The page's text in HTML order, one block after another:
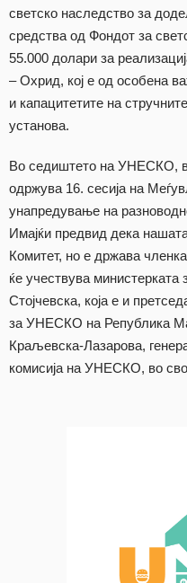
светско наследство за
средства од Фондот за
55.000 долари за
– Охрид, кој е од особена
и капацитетите на
установа.
Во седиштето на УНЕСКО,
одржува 16. сесија на
унапредување на
Имајќи предвид дека
Комитет, но е држава
ќе учествува министерката
Стојчевска, која е и
за УНЕСКО на Република
Краљевска-Лазарова,
комисија на УНЕСКО, во